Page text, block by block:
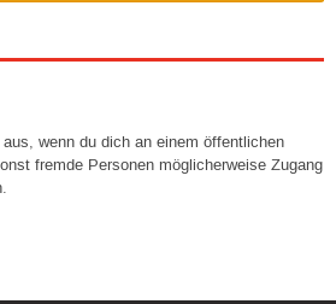
wenn du dich an einem öffentlichen
fremde Personen möglicherweise Zugang